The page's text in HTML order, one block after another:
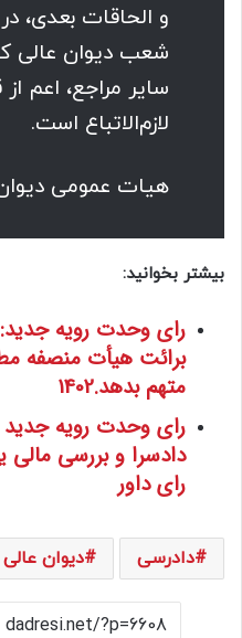
و الحاقات بعدی،
شعب دیوان عالی
سایر مراجع، اعم
لازم‌الاتباع است.
هیات عمومی
بیشتر بخوانید:
رای وحدت رویه جدید:
برائت هیأت منصفه
متهم بدهد.1402
رای وحدت رویه
دادسرا و بررسی مالی
رای داور
دادرسی دیوان